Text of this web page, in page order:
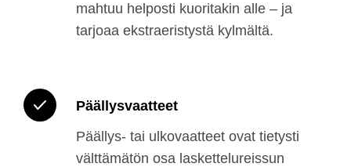
mahtuu helposti kuoritakin alle – ja
tarjoaa ekstraeristystä kylmältä.
Päällysvaatteet
Päällys- tai ulkovaatteet ovat tietysti
välttämätön osa laskettelureissun